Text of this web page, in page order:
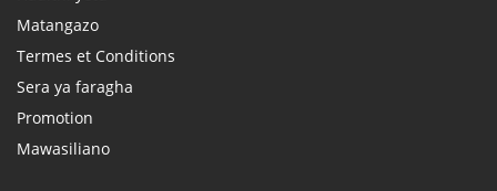
Matangazo
Termes et Conditions
Sera ya faragha
Promotion
Mawasiliano